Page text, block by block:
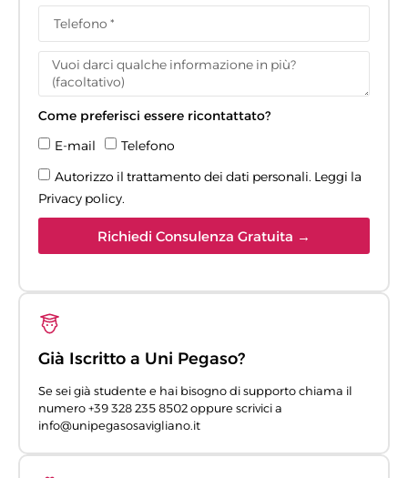
Come preferisci essere ricontattato?
E-mail
Telefono
Autorizzo il trattamento dei dati personali. Leggi la
Privacy policy.
Richiedi Consulenza Gratuita →
Già Iscritto a Uni Pegaso?
Se sei già studente e hai bisogno di supporto chiama il
numero +39 328 235 8502 oppure scrivici a
info@unipegasosavigliano.it